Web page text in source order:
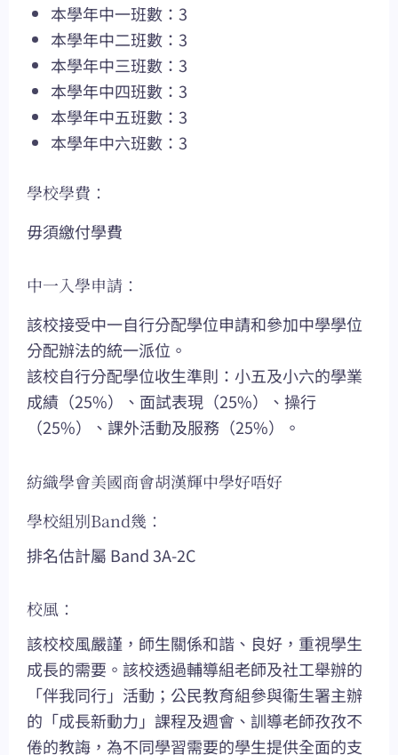
本學年中一班數：3
本學年中二班數：3
本學年中三班數：3
本學年中四班數：3
本學年中五班數：3
本學年中六班數：3
學校學費：
毋須繳付學費
中一入學申請：
該校接受中一自行分配學位申請和參加中學學位
分配辦法的統一派位。
該校自行分配學位收生準則：小五及小六的學業
成績（25%）、面試表現（25%）、操行
（25%）、課外活動及服務（25%）。
紡織學會美國商會胡漢輝中學好唔好
學校組別Band幾：
排名估計屬 Band 3A-2C
校風：
該校校風嚴謹，師生關係和諧、良好，重視學生
成長的需要。該校透過輔導組老師及社工舉辦的
「伴我同行」活動；公民教育組參與衞生署主辦
的「成長新動力」課程及週會、訓導老師孜孜不
倦的教誨，為不同學習需要的學生提供全面的支